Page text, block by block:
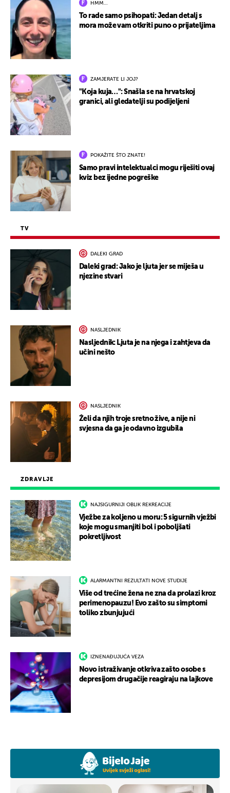
ZDRAVLJE
NAJSIGURNIJI OBLIK REKREACIJE
Vježbe za koljeno u moru: 5 sigurnih vježbi
koje mogu smanjiti bol i poboljšati
pokretljivost
ALARMANTNI REZULTATI NOVE STUDIJE
Više od trećine žena ne zna da prolazi kroz
perimenopauzu! Evo zašto su simptomi
toliko zbunjujući
IZNENAĐUJUĆA VEZA
Novo istraživanje otkriva zašto osobe s
depresijom drugačije reagiraju na lajkove
HMM…
To rade samo psihopati: Jedan detalj s
mora može vam otkriti puno o prijateljima
ZAMJERATE LI JOJ?
"Koja kuja…": Snašla se na hrvatskoj
granici, ali gledatelji su podijeljeni
POKAŽITE ŠTO ZNATE!
Samo pravi intelektualci mogu riješiti ovaj
kviz bez ijedne pogreške
TV
DALEKI GRAD
Daleki grad: Jako je ljuta jer se miješa u
njezine stvari
NASLJEDNIK
Nasljednik: Ljuta je na njega i zahtjeva da
učini nešto
NASLJEDNIK
Želi da njih troje sretno žive, a nije ni
svjesna da ga je odavno izgubila